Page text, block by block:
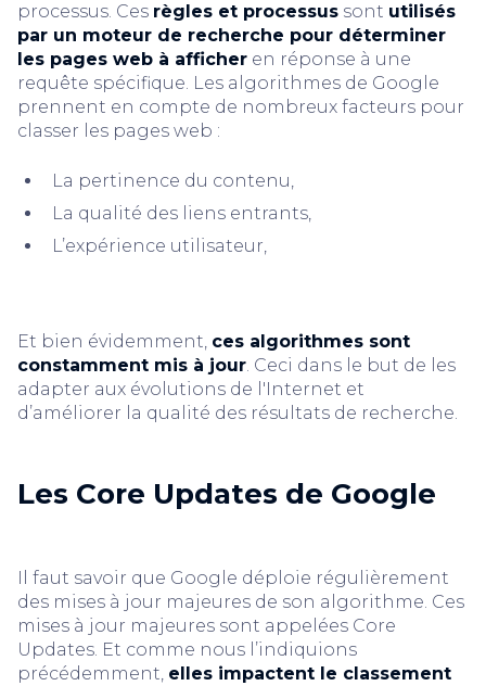
processus. Ces règles et processus sont utilisés
par un moteur de recherche pour déterminer
les pages web à afficher en réponse à une
requête spécifique. Les algorithmes de Google
prennent en compte de nombreux facteurs pour
classer les pages web :
La pertinence du contenu,
La qualité des liens entrants,
L’expérience utilisateur,
Et bien évidemment, ces algorithmes sont
constamment mis à jour. Ceci dans le but de les
adapter aux évolutions de l'Internet et
d’améliorer la qualité des résultats de recherche.
Les Core Updates de Google
Il faut savoir que Google déploie régulièrement
des mises à jour majeures de son algorithme. Ces
mises à jour majeures sont appelées Core
Updates. Et comme nous l’indiquions
précédemment, elles impactent le classement